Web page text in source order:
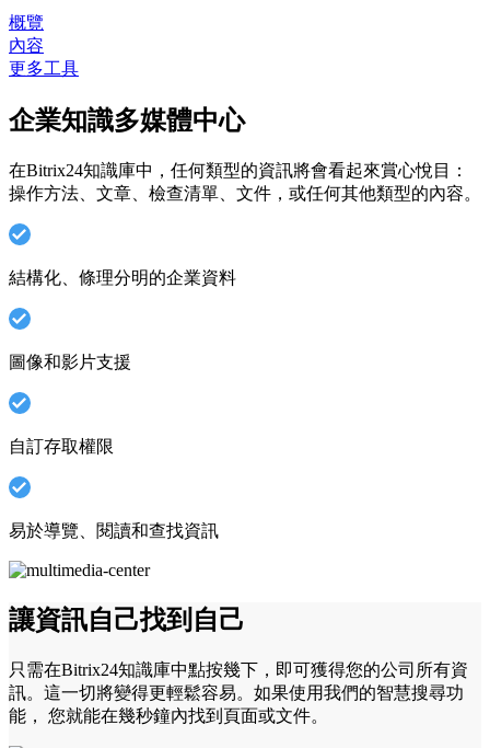
概覽
內容
更多工具
企業知識多媒體中心
在Bitrix24知識庫中，任何類型的資訊將會看起來賞心悅目：
操作方法、文章、檢查清單、文件，或任何其他類型的內容。
結構化、條理分明的企業資料
圖像和影片支援
自訂存取權限
易於導覽、閱讀和查找資訊
讓資訊自己找到自己
只需在Bitrix24知識庫中點按幾下，即可獲得您的公司所有資
訊。這一切將變得更輕鬆容易。如果使用我們的智慧搜尋功
能， 您就能在幾秒鐘內找到頁面或文件。